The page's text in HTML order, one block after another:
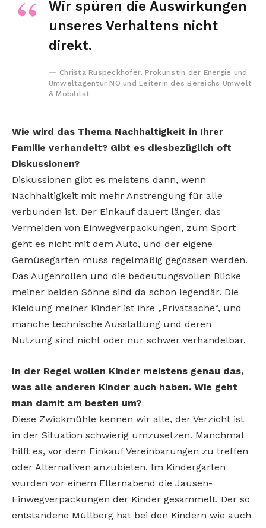
Wir spüren die Auswirkungen
unseres Verhaltens nicht
direkt.
Christa Ruspeckhofer, Prokuristin der Energie und
Umweltagentur NÖ und Leiterin des Bereichs Umwelt
& Mobilität
Wie wird das Thema Nachhaltigkeit in Ihrer
Familie verhandelt? Gibt es diesbezüglich oft
Diskussionen?
Diskussionen gibt es meistens dann, wenn
Nachhaltigkeit mit mehr Anstrengung für alle
verbunden ist. Der Einkauf dauert länger, das
Vermeiden von Einwegverpackungen, zum Sport
geht es nicht mit dem Auto, und der eigene
Gemüsegarten muss regelmäßig gegossen werden.
Das Augenrollen und die bedeutungsvollen Blicke
meiner beiden Söhne sind da schon legendär. Die
Kleidung meiner Kinder ist ihre „Privatsache“, und
manche technische Ausstattung und deren
Nutzung sind nicht oder nur schwer verhandelbar.
In der Regel wollen Kinder meistens genau das,
was alle anderen Kinder auch haben. Wie geht
man damit am besten um?
Diese Zwickmühle kennen wir alle, der Verzicht ist
in der Situation schwierig umzusetzen. Manchmal
hilft es, vor dem Einkauf Vereinbarungen zu treffen
oder Alternativen anzubieten. Im Kindergarten
wurden vor einem Elternabend die Jausen-
Einwegverpackungen der Kinder gesammelt. Der so
entstandene Müllberg hat bei den Kindern wie auch